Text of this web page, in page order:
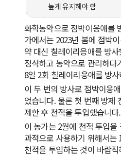
높게 유지해야 함
화학농약으로 점박이응애를
가에서는 2023년 봄에 점박
약 대신 칠레이리응애를 방
정식하고 농약으로 관리하다
8일 2회 칠레이리응애를 방
이 두 번의 방사로 점박이응
었습니다. 물론 첫 번째 방제
제한 후 천적을 투입했습니다.
이 농가는 2월에 천적 투입
과적으로 사용하기 위해서는
천적을 투입하는 것이 바람